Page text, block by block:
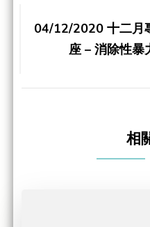
04/12/2020 十二月
座 – 消除性暴
相